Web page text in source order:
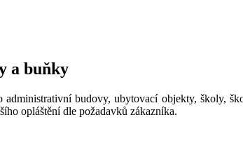
a buňky
budovy, ubytovací objekty, školy,
opláštění dle požadavků zákazníka.